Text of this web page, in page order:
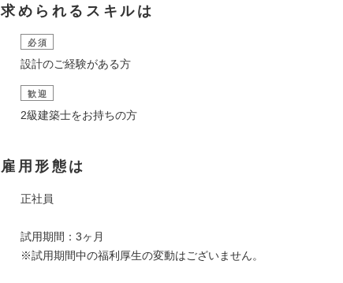
求められるスキルは
必須
設計のご経験がある方
歓迎
2級建築士をお持ちの方
雇用形態は
正社員
試用期間：3ヶ月
※試用期間中の福利厚生の変動はございません。